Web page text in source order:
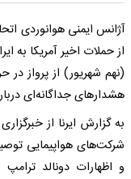
آژانس ایمنی هوانوردی
(نهم شهریور) از پرواز
هشدارهای جداگانه‌ای
به گزارش ایرنا از
شرکت‌های هواپیمایی
و اظهارات دونالد ترامپ